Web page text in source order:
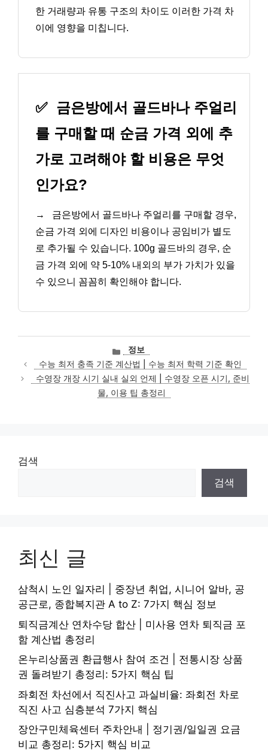
한 거래량과 유통 구조의 차이도 이러한 가격 차
이에 영향을 미칩니다.
✅ 금은방에서 골드바나 주얼리
를 구매할 때 순금 가격 외에 추
가로 고려해야 할 비용은 무엇
인가요?
→
금은방에서 골드바나 주얼리를 구매할 경우,
순금 가격 외에 디자인 비용이나 공임비가 별도
로 추가될 수 있습니다. 100g 골드바의 경우, 순
금 가격 외에 약 5-10% 내외의 부가 가치가 있을
수 있으니 꼼꼼히 확인해야 합니다.
카
테
고
리
정보
수능 최저 충족 기준 계산법 | 수능 최저 학력 기준 확인
수영장 개장 시기 실내 실외 언제 | 수영장 오픈 시기, 준비
물, 이용 팁 총정리
검색
검색
최신 글
삼척시 노인 일자리 | 중장년 취업, 시니어 알바, 공
공근로, 종합복지관 A to Z: 7가지 핵심 정보
퇴직금계산 연차수당 합산 | 미사용 연차 퇴직금 포
함 계산법 총정리
온누리상품권 환급행사 참여 조건 | 전통시장 상품
권 돌려받기 총정리: 5가지 핵심 팁
좌회전 차선에서 직진사고 과실비율: 좌회전 차로
직진 사고 심층분석 7가지 핵심
장안구민체육센터 주차안내 | 정기권/일일권 요금
비교 총정리: 5가지 핵심 비교